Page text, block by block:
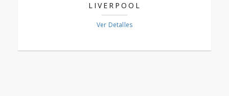
LIVERPOOL
Ver Detalles